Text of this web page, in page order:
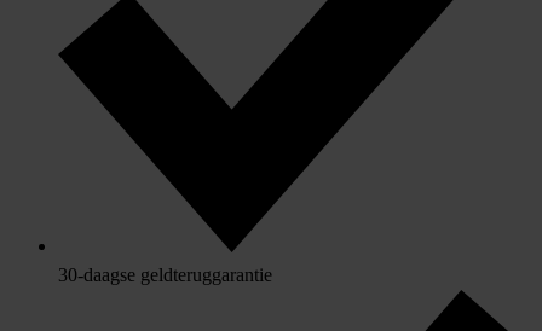
30-daagse geldteruggarantie